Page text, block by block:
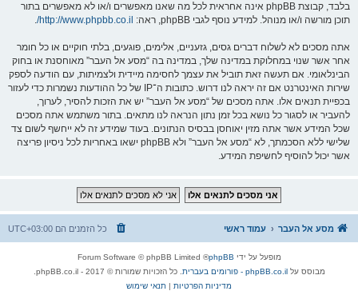
בלבד, קבוצת phpBB אינה אחראית לכל מה שאנו מאפשרים ו/או לא מאפשרים בתור
תוכן מורשה ו/או מנוהל. למידע נוסף לגבי phpBB, ראה:
http://www.phpbb.co.il/
.
אתה מסכים לא לשלוח דברים גסים, גזעניים, אלימים, פוגעים, בלתי חוקיים או כל חומר
אחר אשר שנוי במחלוקת במדינה שלך, במדינה בה “מסע אל העבר” מאוחסנת או בחוק
הבינלאומי. אם תעשה זאת תוביל את עצמך לחסימה מיידית ולצמיתות, עם הודעה לספק
שירות האינטרנט אם זה יראה לנו דרוש. כתובות ה־IP של כל ההודעות נשמרות כדי לעזור
בכפיית תנאים אלו. אתה מסכים של “מסע אל העבר” יש את הזכות להסיר, לערוך,
להעביר או לסגור כל נושא בכל זמן נתון הנראה לנו מתאים. בתור משתמש אתה מסכים
שכל המידע אשר אתה מזין יאוחסן בבסיס הנתונים. בעוד שמידע זה לא ייחשף לשום צד
שלישי ללא הסכמתך, לא “מסע אל העבר” ולא phpBB ישאו באחריות לכל ניסיון פריצה
אשר יכול להוסיף לחשיפת המידע.
מסע אל העבר עמוד ראשי כל הזמנים הם UTC+03:00
מופעל על ידי phpBB
® Forum Software © phpBB Limited
מבוסס עלphpBB.co.il - פורומים בעברית
. כל הזכויות שמורות © 2017 - phpBB.co.il.
מדיניות הפרטיות | תנאי שימוש